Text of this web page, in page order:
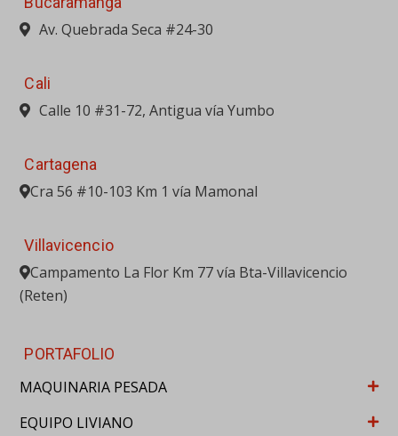
Av. Quebrada Seca #24-30
Cali
Calle 10 #31-72, Antigua vía Yumbo
Cartagena
Cra 56 #10-103 Km 1 vía Mamonal
Villavicencio
Campamento La Flor Km 77 vía Bta-Villavicencio
(Reten)
PORTAFOLIO
MAQUINARIA PESADA
EQUIPO LIVIANO